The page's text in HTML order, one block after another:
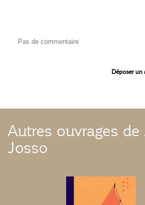
Pas de commentaire
Déposer un
Autres ouvrages de
Josso